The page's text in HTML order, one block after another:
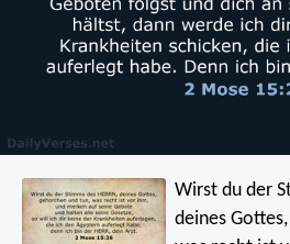
Wirst du der
deines